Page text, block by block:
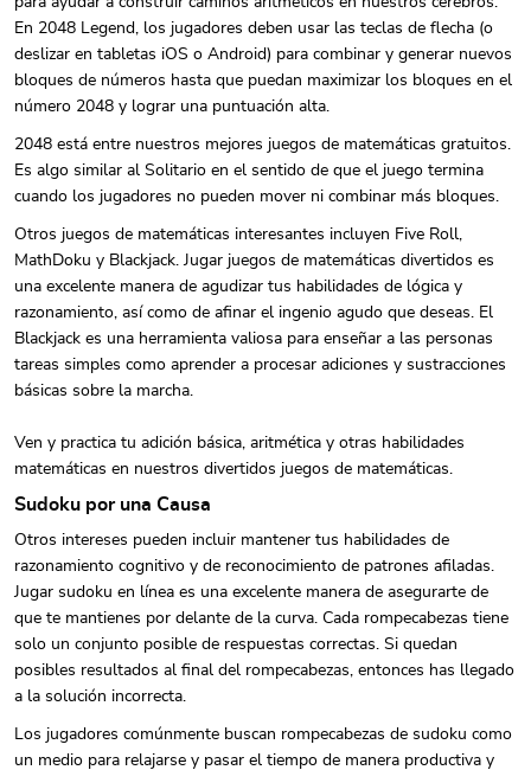
En 2048 Legend, los jugadores deben usar las teclas de flecha (o
deslizar en tabletas iOS o Android) para combinar y generar nuevos
bloques de números hasta que puedan maximizar los bloques en el
número 2048 y lograr una puntuación alta.
2048 está entre nuestros mejores juegos de matemáticas gratuitos.
Es algo similar al Solitario en el sentido de que el juego termina
cuando los jugadores no pueden mover ni combinar más bloques.
Otros juegos de matemáticas interesantes incluyen Five Roll,
MathDoku y Blackjack. Jugar juegos de matemáticas divertidos es
una excelente manera de agudizar tus habilidades de lógica y
razonamiento, así como de afinar el ingenio agudo que deseas. El
Blackjack es una herramienta valiosa para enseñar a las personas
tareas simples como aprender a procesar adiciones y sustracciones
básicas sobre la marcha.
Ven y practica tu adición básica, aritmética y otras habilidades
matemáticas en nuestros divertidos juegos de matemáticas.
Sudoku por una Causa
Otros intereses pueden incluir mantener tus habilidades de
razonamiento cognitivo y de reconocimiento de patrones afiladas.
Jugar sudoku en línea es una excelente manera de asegurarte de
que te mantienes por delante de la curva. Cada rompecabezas tiene
solo un conjunto posible de respuestas correctas. Si quedan
posibles resultados al final del rompecabezas, entonces has llegado
a la solución incorrecta.
Los jugadores comúnmente buscan rompecabezas de sudoku como
un medio para relajarse y pasar el tiempo de manera productiva y